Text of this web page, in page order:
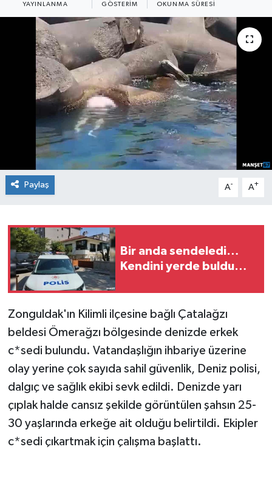
YAYINLANMA GÖSTERIM OKUNMA SÜRESI
Paylaş A- A+
Bir anda sendeledi…
Kendini yerde buldu…
Zonguldak'ın Kilimli ilçesine bağlı Çatalağzı
beldesi Ömerağzı bölgesinde denizde erkek
c*sedi bulundu. Vatandaşlığın ihbariye üzerine
olay yerine çok sayıda sahil güvenlik, Deniz polisi,
dalgıç ve sağlık ekibi sevk edildi. Denizde yarı
çıplak halde cansız şekilde görüntülen şahsın 25-
30 yaşlarında erkeğe ait olduğu belirtildi. Ekipler
c*sedi çıkartmak için çalışma başlattı.
Magazin
Medya
Mizah
Röportaj
Teknoloji